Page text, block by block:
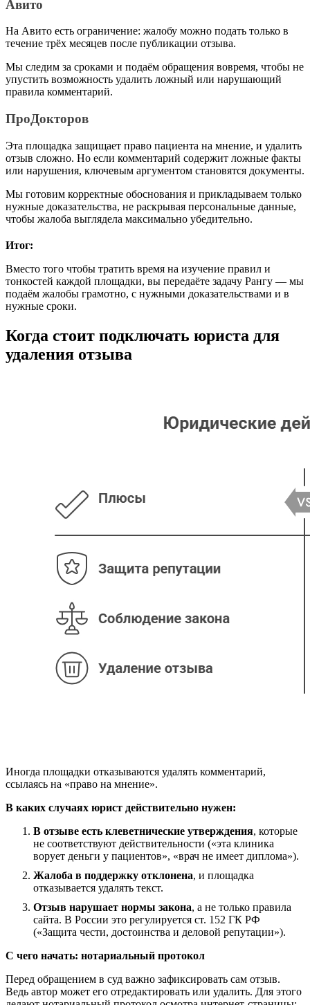
Авито
На Авито есть ограничение: жалобу можно подать только в
течение трёх месяцев после публикации отзыва.
Мы следим за сроками и подаём обращения вовремя, чтобы не
упустить возможность удалить ложный или нарушающий
правила комментарий.
ПроДокторов
Эта площадка защищает право пациента на мнение, и удалить
отзыв сложно. Но если комментарий содержит ложные факты
или нарушения, ключевым аргументом становятся документы.
Мы готовим корректные обоснования и прикладываем только
нужные доказательства, не раскрывая персональные данные,
чтобы жалоба выглядела максимально убедительно.
Итог:
Вместо того чтобы тратить время на изучение правил и
тонкостей каждой площадки, вы передаёте задачу Рангу — мы
подаём жалобы грамотно, с нужными доказательствами и в
нужные сроки.
Когда стоит подключать юриста для
удаления отзыва
Иногда площадки отказываются удалять комментарий,
ссылаясь на «право на мнение».
В каких случаях юрист действительно нужен:
В отзыве есть клеветнические утверждения, которые
не соответствуют действительности («эта клиника
ворует деньги у пациентов», «врач не имеет диплома»).
Жалоба в поддержку отклонена, и площадка
отказывается удалять текст.
Отзыв нарушает нормы закона, а не только правила
сайта. В России это регулируется ст. 152 ГК РФ
(«Защита чести, достоинства и деловой репутации»).
С чего начать: нотариальный протокол
Перед обращением в суд важно зафиксировать сам отзыв.
Ведь автор может его отредактировать или удалить. Для этого